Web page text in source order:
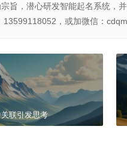
宗旨，潜心研发智能起名系统，
13599118052，或加微信：
联引发思考